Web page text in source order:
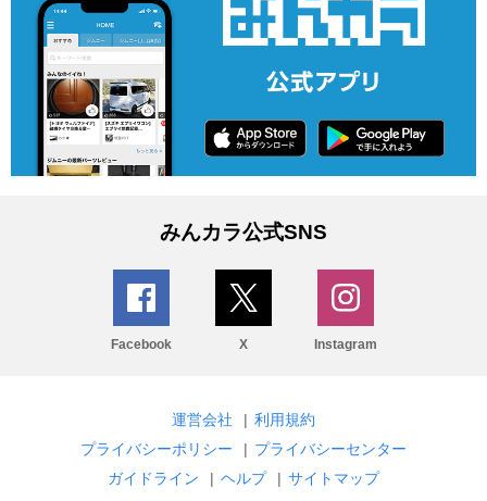
みんカラ公式SNS
Facebook X Instagram
運営会社 | 利用規約
プライバシーポリシー
| プライバシーセンター
ガイドライン
| ヘルプ | サイトマップ